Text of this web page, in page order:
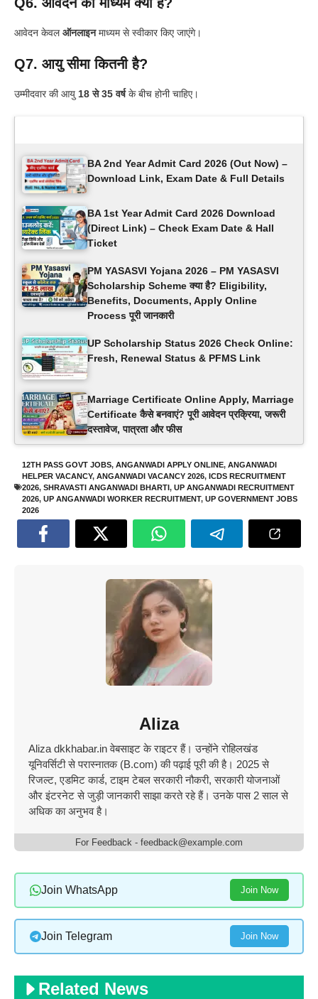
आवेदन केवलऑनलाइनमाध्यम से स्वीकार किए जाएंगे।
Q7. आयु सीमा कितनी है?
उम्मीदवार की आयु 18 से 35 वर्षके बीच होनी चाहिए।
BA 2nd Year Admit Card 2026 (Out Now) –
Download Link, Exam Date & Full Details
BA 1st Year Admit Card 2026 Download
(Direct Link) – Check Exam Date & Hall
Ticket
PM YASASVI Yojana 2026 – PM YASASVI
Scholarship Scheme क्या है? Eligibility,
Benefits, Documents, Apply Online
Process पूरी जानकारी
UP Scholarship Status 2026 Check Online:
Fresh, Renewal Status & PFMS Link
Marriage Certificate Online Apply, Marriage
Certificate कैसे बनवाएं? पूरी आवेदन प्रक्रिया, जरूरी
दस्तावेज, पात्रता और फीस
12TH PASS GOVT JOBS, ANGANWADI APPLY ONLINE, ANGANWADI
HELPER VACANCY, ANGANWADI VACANCY 2026, ICDS RECRUITMENT
2026, SHRAVASTI ANGANWADI BHARTI, UP ANGANWADI RECRUITMENT
2026, UP ANGANWADI WORKER RECRUITMENT, UP GOVERNMENT JOBS
2026
Aliza
Aliza dkkhabar.in वेबसाइट के राइटर​ हैं। उन्होंने रोहिलखंड
यूनिवर्सिटी से परास्नातक (B.com) की पढ़ाई पूरी की है। 2025 से
रिजल्ट, एडमिट कार्ड, टाइम टेबल सरकारी नौकरी, सरकारी योजनाओं
और इंटरनेट से जुड़ी जानकारी साझा करते रहे हैं। उनके पास 2 साल से
अधिक का अनुभव है।
For Feedback - feedback@example.com
Join WhatsApp Join Now
Join Telegram Join Now
Related News